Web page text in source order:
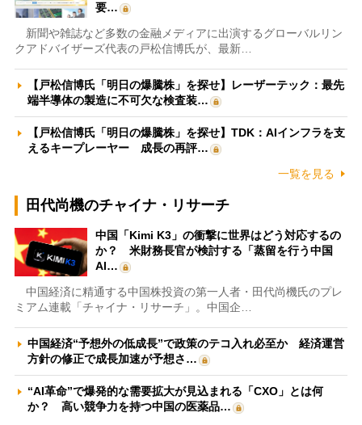
要…
新聞や雑誌など多数の金融メディアに出演するグローバルリン
クアドバイザーズ代表の戸松信博氏が、最新…
【戸松信博氏「明日の爆騰株」を探せ】レーザーテック：最先
端半導体の製造に不可欠な検査装…
【戸松信博氏「明日の爆騰株」を探せ】TDK：AIインフラを支
えるキープレーヤー 成長の再評…
一覧を見る
田代尚機のチャイナ・リサーチ
中国「Kimi K3」の衝撃に世界はどう対応するの
か？ 米財務長官が検討する「蒸留を行う中国
AI…
中国経済に精通する中国株投資の第一人者・田代尚機氏のプレ
ミアム連載「チャイナ・リサーチ」。中国企…
中国経済“予想外の低成長”で政策のテコ入れ必至か 経済運営
方針の修正で成長加速が予想さ…
“AI革命”で爆発的な需要拡大が見込まれる「CXO」とは何
か？ 高い競争力を持つ中国の医薬品…